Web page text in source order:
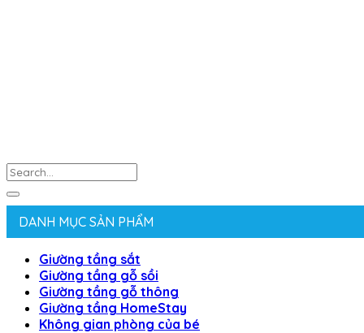
Search
DANH MỤC SẢN PHẨM
Giường tầng sắt
Giường tầng gỗ sồi
Giường tầng gỗ thông
Giường tầng HomeStay
Không gian phòng của bé